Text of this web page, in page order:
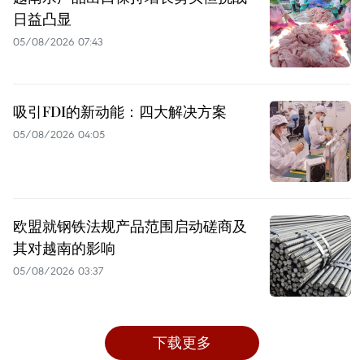
日益凸显
05/08/2026 07:43
吸引FDI的新动能：四大解决方案
05/08/2026 04:05
欧盟就钢铁法规产品范围启动磋商及
其对越南的影响
05/08/2026 03:37
下载更多